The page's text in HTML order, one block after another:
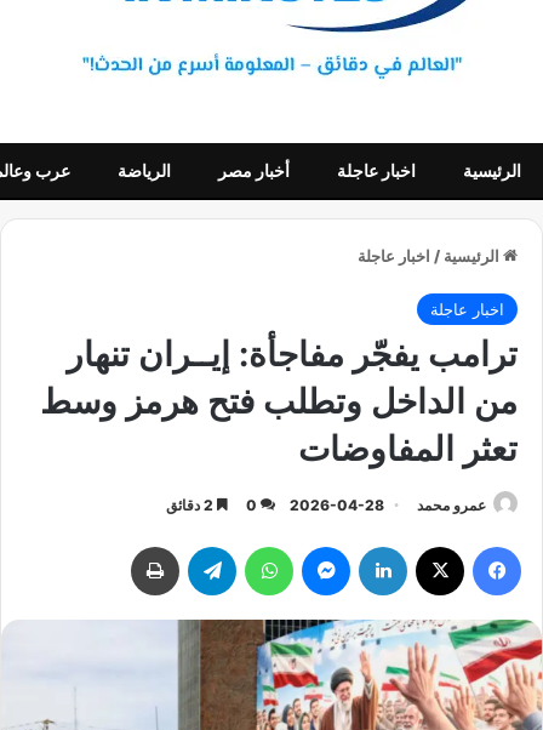
الرئيسية اخبار عاجلة أخبار مصر الرياضة عرب
الرئيسية / اخبار عاجلة
اخبار عاجلة
ترامب يفجّر مفاجأة: إيــران تنهار
من الداخل وتطلب فتح هرمز وسط
تعثر المفاوضات
عمرو محمد 2026-04-28
0